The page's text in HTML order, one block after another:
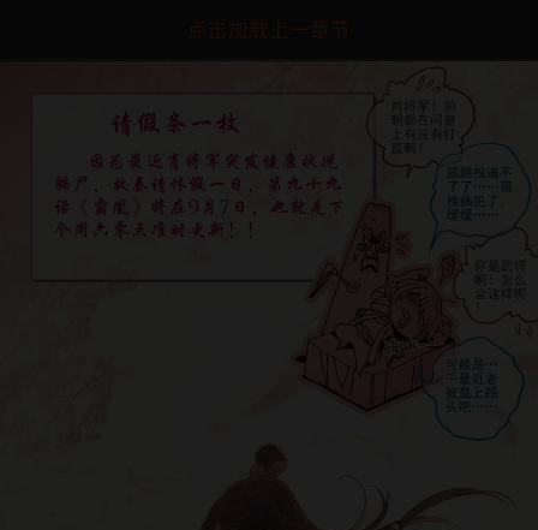
点击加载上一章节